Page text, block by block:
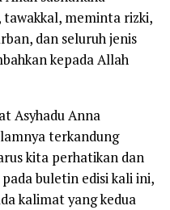
tawakkal, meminta rizki,
dan seluruh jenis
kepada Allah
Asyhadu Anna
terkandung
kita perhatikan dan
buletin edisi kali ini,
kalimat yang kedua